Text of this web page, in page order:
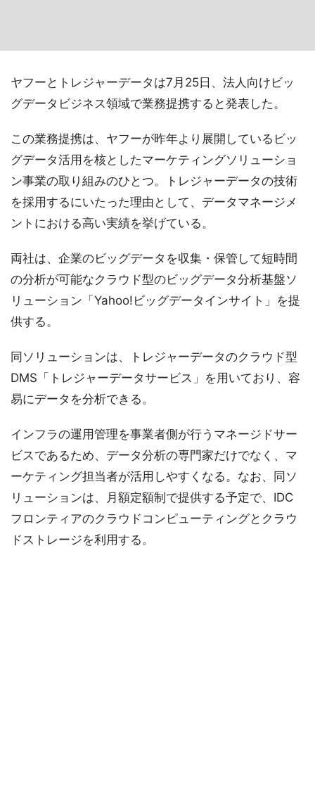
ヤフーとトレジャーデータは7月25日、法人向けビッ
グデータビジネス領域で業務提携すると発表した。
この業務提携は、ヤフーが昨年より展開しているビッ
グデータ活用を核としたマーケティングソリューショ
ン事業の取り組みのひとつ。トレジャーデータの技術
を採用するにいたった理由として、データマネージメ
ントにおける高い実績を挙げている。
両社は、企業のビッグデータを収集・保管して短時間
の分析が可能なクラウド型のビッグデータ分析基盤ソ
リューション「Yahoo!ビッグデータインサイト」を提
供する。
同ソリューションは、トレジャーデータのクラウド型
DMS「トレジャーデータサービス」を用いており、容
易にデータを分析できる。
インフラの運用管理を事業者側が行うマネージドサー
ビスであるため、データ分析の専門家だけでなく、マ
ーケティング担当者が活用しやすくなる。なお、同ソ
リューションは、月額定額制で提供する予定で、IDC
フロンティアのクラウドコンピューティングとクラウ
ドストレージを利用する。